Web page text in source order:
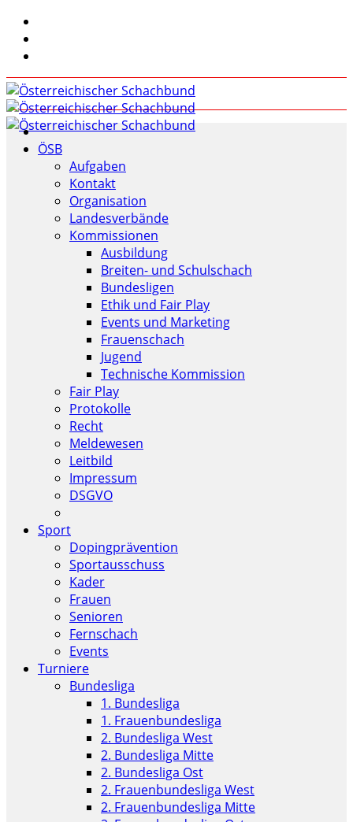
ÖSB
Aufgaben
Kontakt
Organisation
Landesverbände
Kommissionen
Ausbildung
Breiten- und Schulschach
Bundesligen
Ethik und Fair Play
Events und Marketing
Frauenschach
Jugend
Technische Kommission
Fair Play
Protokolle
Recht
Meldewesen
Leitbild
Impressum
DSGVO
Sport
Dopingprävention
Sportausschuss
Kader
Frauen
Senioren
Fernschach
Events
Turniere
Bundesliga
1. Bundesliga
1. Frauenbundesliga
2. Bundesliga West
2. Bundesliga Mitte
2. Bundesliga Ost
2. Frauenbundesliga West
2. Frauenbundesliga Mitte